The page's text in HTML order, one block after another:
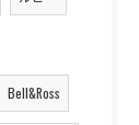
Bell&Ross